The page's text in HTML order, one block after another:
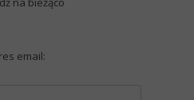
email: